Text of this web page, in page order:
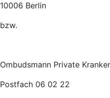
10006 Berlin
bzw.
Ombudsmann Private
Postfach 06 02 22